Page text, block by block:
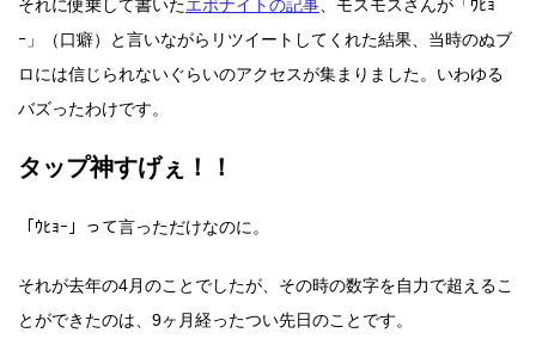
それに便乗して書いたエボナイトの記事 、モスモスさんが「ｳﾋｮ
ｰ」（口癖）と言いながらリツイートしてくれた結果、当時のぬブ
ロには信じられないぐらいのアクセスが集まりました。いわゆる
バズったわけです。
タップ神すげぇ！！
「ｳﾋｮｰ」って言っただけなのに。
それが去年の4月のことでしたが、その時の数字を自力で超えるこ
とができたのは、9ヶ月経ったつい先日のことです。